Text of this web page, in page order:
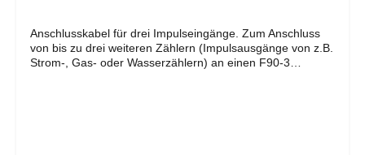
Anschlusskabel für drei Impulseingänge. Zum Anschluss
von bis zu drei weiteren Zählern (Impulsausgänge von z.B.
Strom-, Gas- oder Wasserzählern) an einen F90-3